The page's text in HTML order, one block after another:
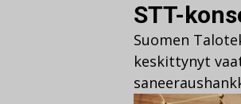
STT-
Suomen
keskittynyt